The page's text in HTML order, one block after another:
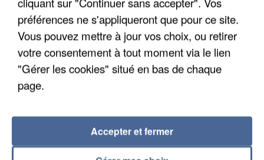
préférences ne s'appliqueront que pour ce site.
Vous pouvez mettre à jour vos choix, ou retirer
votre consentement à tout moment via le lien
"Gérer les cookies" situé en bas de chaque
page.
Accepter et fermer